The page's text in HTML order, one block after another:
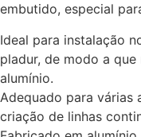
embutido, especial
Ideal para instalação
pladur, de modo a
alumínio.
Adequado para várias
criação de linhas